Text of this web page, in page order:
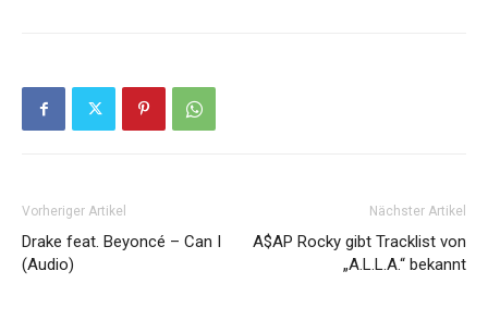
Vorheriger Artikel
Drake feat. Beyoncé – Can I
(Audio)
Nächster Artikel
A$AP Rocky gibt Tracklist von
„A.L.L.A.“ bekannt